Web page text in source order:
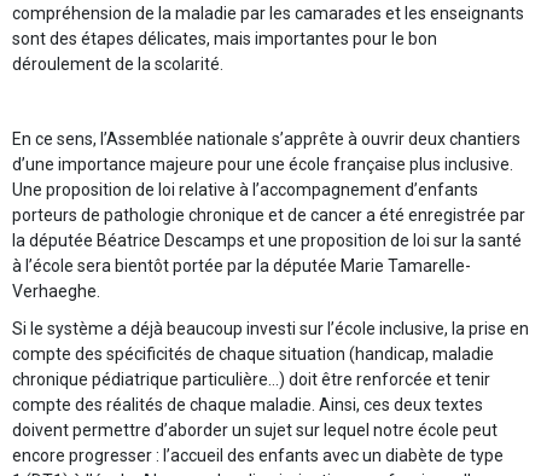
compréhension de la maladie par les camarades et les enseignants
sont des étapes délicates, mais importantes pour le bon
déroulement de la scolarité.
En ce sens, l’Assemblée nationale s’apprête à ouvrir deux chantiers
d’une importance majeure pour une école française plus inclusive.
Une proposition de loi relative à l’accompagnement d’enfants
porteurs de pathologie chronique et de cancer a été enregistrée par
la députée Béatrice Descamps et une proposition de loi sur la santé
à l’école sera bientôt portée par la députée Marie Tamarelle-
Verhaeghe.
Si le système a déjà beaucoup investi sur l’école inclusive, la prise en
compte des spécificités de chaque situation (handicap, maladie
chronique pédiatrique particulière…) doit être renforcée et tenir
compte des réalités de chaque maladie. Ainsi, ces deux textes
doivent permettre d’aborder un sujet sur lequel notre école peut
encore progresser : l’accueil des enfants avec un diabète de type